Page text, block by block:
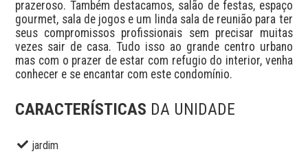
prazeroso. Também destacamos, salão de festas, espaço
gourmet, sala de jogos e um linda sala de reunião para ter
seus compromissos profissionais sem precisar muitas
vezes sair de casa. Tudo isso ao grande centro urbano
mas com o prazer de estar com refugio do interior, venha
conhecer e se encantar com este condomínio.
CARACTERÍSTICAS DA UNIDADE
jardim